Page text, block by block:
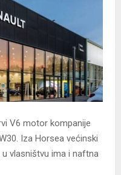
V6 motor kompanije
Iza Horsea većinski
u vlasništvu ima i naftna